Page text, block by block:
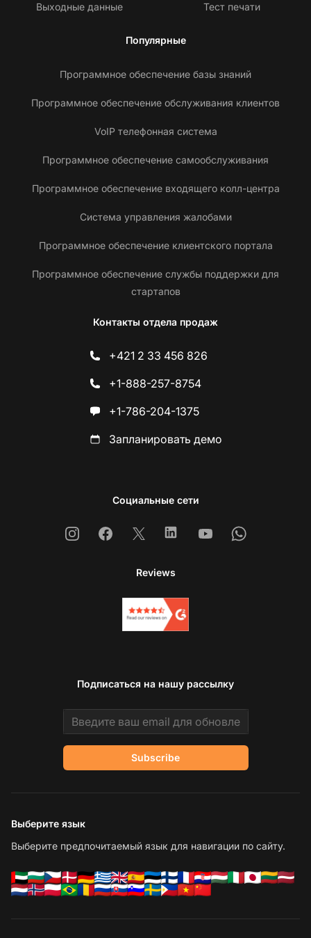
Выходные данные Тест печати
Популярные
Программное обеспечение базы знаний
Программное обеспечение обслуживания клиентов
VoIP телефонная система
Программное обеспечение самообслуживания
Программное обеспечение входящего колл-центра
Система управления жалобами
Программное обеспечение клиентского портала
Программное обеспечение службы поддержки для
стартапов
Контакты отдела продаж
+421 2 33 456 826
+1-888-257-8754
+1-786-204-1375
Запланировать демо
Социальные сети
InstagramFacebook
X LinkedinYoutubeWhatsapp
Reviews
Подписаться на нашу рассылку
Email address
Subscribe
Выберите язык
Выберите предпочитаемый язык для навигации по сайту.